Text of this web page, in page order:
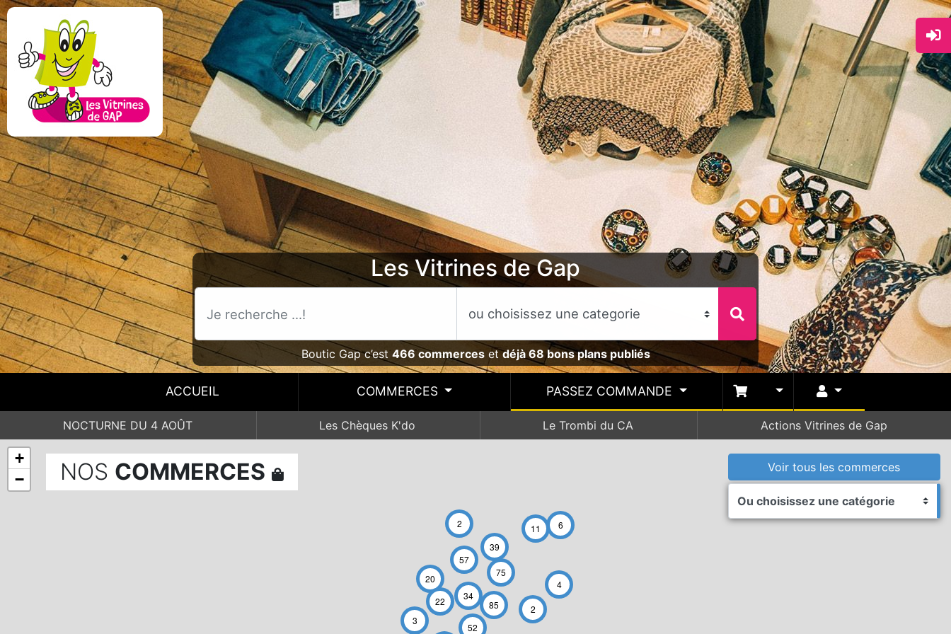
Les Vitrines de Gap
Boutic Gap c’est 466 commercesetdéjà 68 bons plans publiés
ACCUEIL COMMERCES PASSEZ COMMANDE
NOCTURNE DU 4 AOÛT Les Chèques K'do Le Trombi du CA Actions Vitrines de Gap
NOS COMMERCES Voir tous les commerces
3
2
4
6
39
11
57
22
20
2
52
34
75
85
+
−